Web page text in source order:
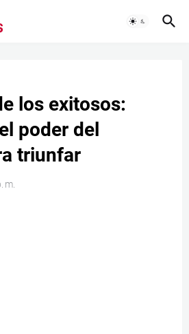
los exitosos:
poder del
triunfar
m.